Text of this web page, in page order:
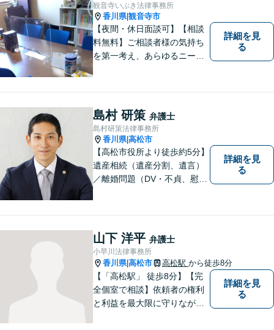
観音寺いぶき法律事務所
香川県|観音寺市
【夜間・休日面談可】【相談
料無料】ご相談者様の気持ち
を第一考え、あらゆるニーズ
の問題解決のサポートをさせ
ていただきます。ご相談は無
料ですので、お気軽にご相談
ください。
詳細を見
る
島村 研策 弁護士
島村研策法律事務所
香川県|高松市
【高松市役所より徒歩約5分】
遺産相続（遺産分割、遺言）
／離婚問題（DV・不貞、慰謝
高いリーガルサービスをご提
供します。
詳細を見
る
山下 洋平 弁護士
小早川法律事務所
香川県|高松市 高松駅 から徒歩8分
【「高松駅」 徒歩8分】【完
全個室で相談】依頼者の権利
と利益を最大限に守りなが
詳細を見
る